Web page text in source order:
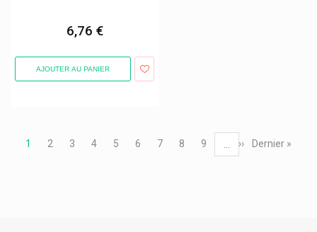
6,76 €
AJOUTER AU PANIER
Page
1 Page
2 Page
3 Page
4 Page
5 Page
6 Page
7 Page
8 Page
9
Page
suivante
››
Dernière
Dernier »